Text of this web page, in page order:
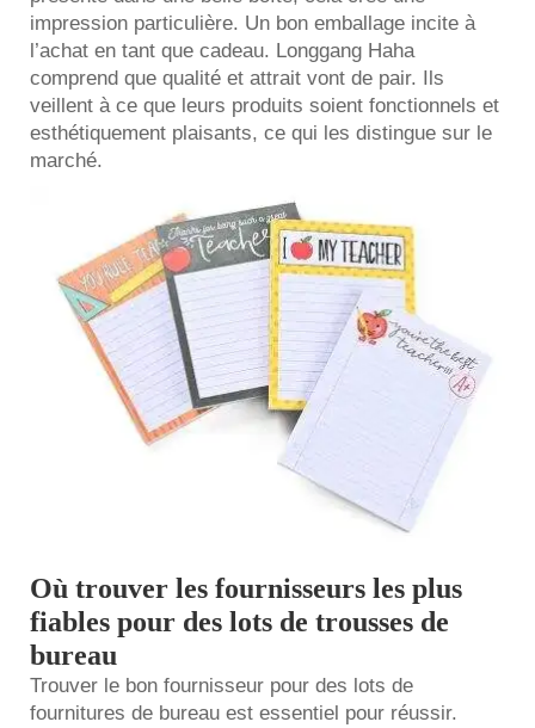
impression particulière. Un bon emballage incite à
l’achat en tant que cadeau. Longgang Haha
comprend que qualité et attrait vont de pair. Ils
veillent à ce que leurs produits soient fonctionnels et
esthétiquement plaisants, ce qui les distingue sur le
marché.
Où trouver les fournisseurs les plus
fiables pour des lots de trousses de
bureau
Trouver le bon fournisseur pour des lots de
fournitures de bureau est essentiel pour réussir.